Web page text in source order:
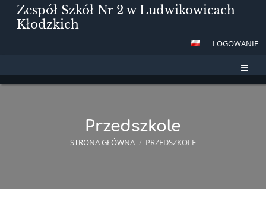
Zespół Szkół Nr 2 w Ludwikowicach
Kłodzkich
LOGOWANIE
Przedszkole
STRONA GŁÓWNA / PRZEDSZKOLE